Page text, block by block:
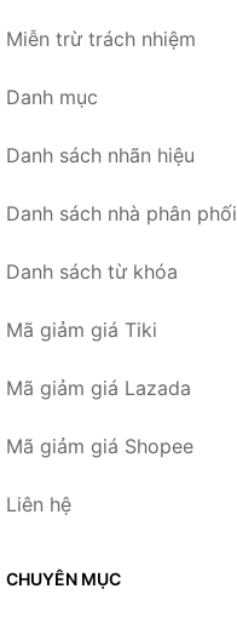
Miễn trừ trách nhiệm
Danh mục
Danh sách nhãn hiệu
Danh sách nhà phân phối
Danh sách từ khóa
Mã giảm giá Tiki
Mã giảm giá Lazada
Mã giảm giá Shopee
Liên hệ
CHUYÊN MỤC